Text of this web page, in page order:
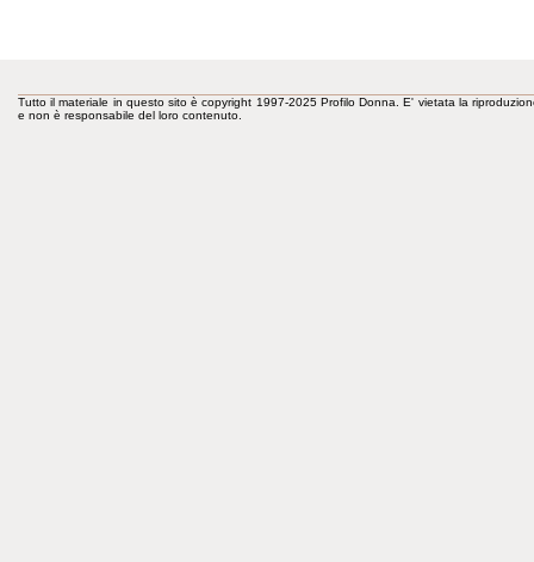
Tutto il materiale in questo sito è copyright 1997-2025 Profilo Donna. E' vietata la
e non è responsabile del loro contenuto.